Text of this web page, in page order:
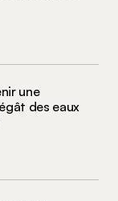
une
des eaux